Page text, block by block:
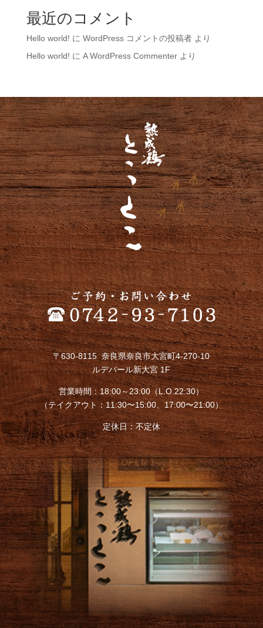
最近のコメント
Hello world! に WordPress コメントの投稿者より
Hello world! に A WordPress Commenterより
〒630-8115 奈良県奈良市大宮町4-270-10
ルデパール新大宮 1F
営業時間：18:00～23:00（L.O.22:30）
（テイクアウト：11:30〜15:00、17:00〜21:00）
定休日：不定休